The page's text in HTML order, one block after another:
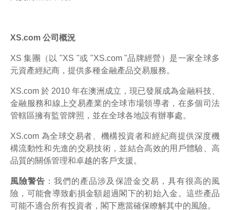
XS.com 公司概況
XS 集團（以 "XS "或 "XS.com "品牌經營）是一家全球多
元資產經紀商，提供多種金融產品交易服務。
XS.com 於 2010 年在澳洲成立，現已發展成為金融科技、
金融服務和線上交易產業的全球市場領導者，在多個司法
管轄區擁有監管牌照，並在全球各地設有辦事處。
XS.com 為全球交易者、機構投資者和經紀商提供深度機
構流動性和先進的交易技術，並結合高效的用戶體驗、高
品質的關係管理和卓越的客戶支援。
風險警告 ：我們的產品涉及保證金交易，具有很高的風
險，可能會導致虧損金額超過閣下的初始入金。這些產品
可能不適合所有投資者，閣下應當確保瞭解其中的風險。